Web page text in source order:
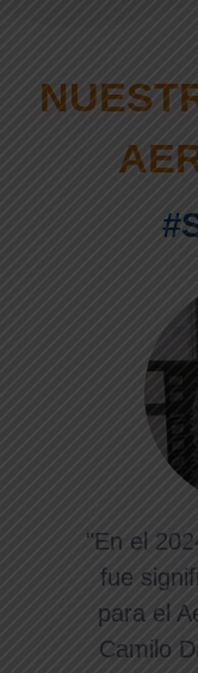
"En el
fue
para el
Camilo